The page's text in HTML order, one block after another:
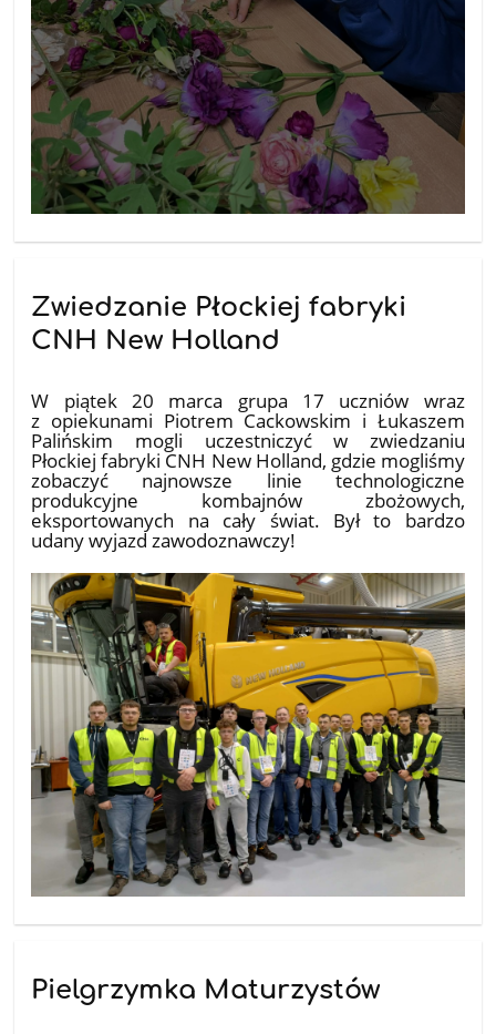
Zwiedzanie Płockiej fabryki
CNH New Holland
W piątek 20 marca grupa 17 uczniów wraz
z opiekunami Piotrem Cackowskim i Łukaszem
Palińskim mogli uczestniczyć w zwiedzaniu
Płockiej fabryki CNH New Holland, gdzie mogliśmy
zobaczyć najnowsze linie technologiczne
produkcyjne kombajnów zbożowych,
eksportowanych na cały świat. Był to bardzo
udany wyjazd zawodoznawczy!
Pielgrzymka Maturzystów